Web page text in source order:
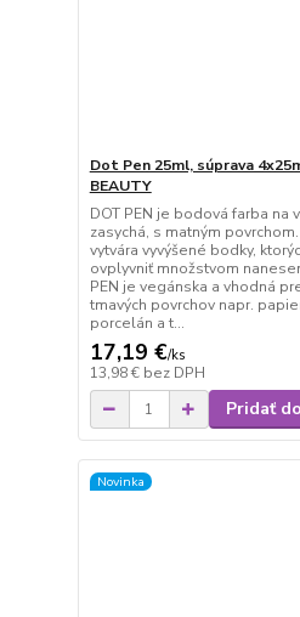
Dot Pen 25ml, súprava
BEAUTY
DOT PEN je bodová farba na
zasychá, s matným
vytvára vyvýšené bodky,
ovplyvniť množstvom
PEN je vegánska a vhodná
tmavých povrchov napr.
porcelán a t...
17,19 €/ks
13,98 € bez DPH
Pridať
Novinka